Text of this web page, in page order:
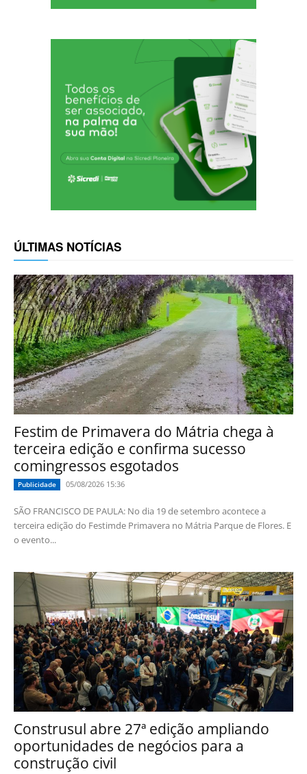
ÚLTIMAS NOTÍCIAS
Festim de Primavera do Mátria chega à
terceira edição e confirma sucesso
comingressos esgotados
Publicidade 05/08/2026 15:36
SÃO FRANCISCO DE PAULA: No dia 19 de setembro acontece a
terceira edição do Festimde Primavera no Mátria Parque de Flores. E
o evento...
Construsul abre 27ª edição ampliando
oportunidades de negócios para a
construção civil